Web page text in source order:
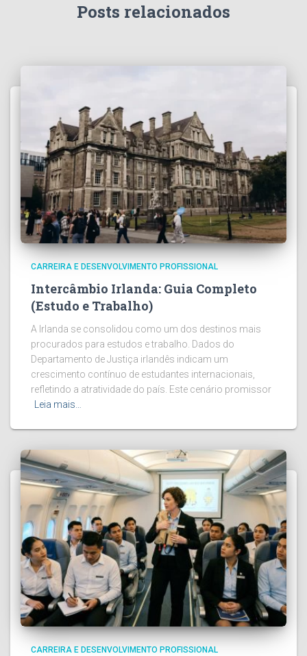
Posts relacionados
CARREIRA E DESENVOLVIMENTO PROFISSIONAL
Intercâmbio Irlanda: Guia Completo
(Estudo e Trabalho)
A Irlanda se consolidou como um dos destinos mais
procurados para estudos e trabalho. Dados do
Departamento de Justiça irlandês indicam um
crescimento contínuo de estudantes internacionais,
refletindo a atratividade do país. Este cenário promissor
Leia mais…
CARREIRA E DESENVOLVIMENTO PROFISSIONAL